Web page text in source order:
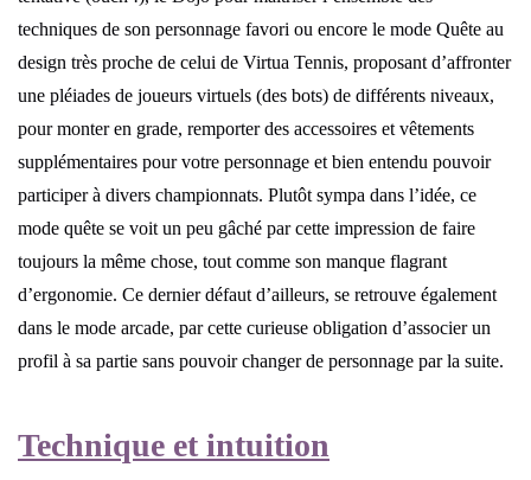
techniques de son personnage favori ou encore le mode Quête au
design très proche de celui de Virtua Tennis, proposant d’affronter
une pléiades de joueurs virtuels (des bots) de différents niveaux,
pour monter en grade, remporter des accessoires et vêtements
supplémentaires pour votre personnage et bien entendu pouvoir
participer à divers championnats. Plutôt sympa dans l’idée, ce
mode quête se voit un peu gâché par cette impression de faire
toujours la même chose, tout comme son manque flagrant
d’ergonomie. Ce dernier défaut d’ailleurs, se retrouve également
dans le mode arcade, par cette curieuse obligation d’associer un
profil à sa partie sans pouvoir changer de personnage par la suite.
Technique et intuition